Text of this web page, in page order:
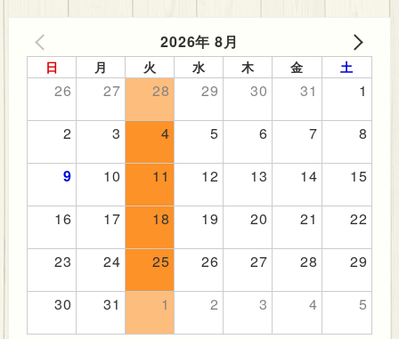
2026年 8月 NEXT
日 月 火 水 木 金 土
26 27 28 29 30 31 1
2 3 4 5 6 7 8
9 10 11 12 13 14 15
16 17 18 19 20 21 22
23 24 25 26 27 28 29
30 31 1 2 3 4 5